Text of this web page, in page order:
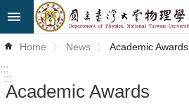
Skip to main content
Advanced
Search
News
Home News Academic Awards
:::
:::
Academic Awards